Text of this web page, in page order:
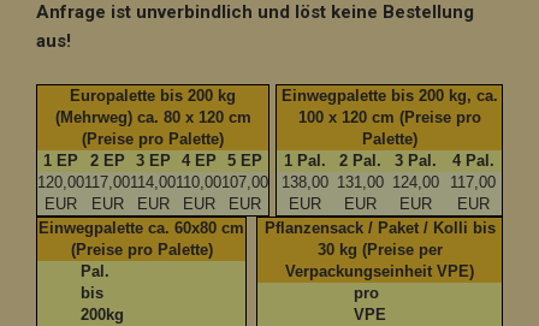
Anfrage ist unverbindlich und löst keine Bestellung
aus!
Europalette bis 200 kg
(Mehrweg) ca. 80 x 120 cm
(Preise pro Palette)
1 EP
2 EP 3 EP 4 EP
5 EP
120,00
EUR
117,00
EUR
114,00
EUR
110,00
EUR
107,00
EUR
Einwegpalette bis 200 kg, ca.
100 x 120 cm (Preise pro
Palette)
1 Pal.
2 Pal. 3 Pal.
4 Pal.
138,00
EUR
131,00
EUR
124,00
EUR
117,00
EUR
Einwegpalette ca. 60x80 cm
(Preise pro Palette)
Pal.
bis
200kg
Pflanzensack / Paket / Kolli bis
30 kg (Preise per
Verpackungseinheit VPE)
pro
VPE